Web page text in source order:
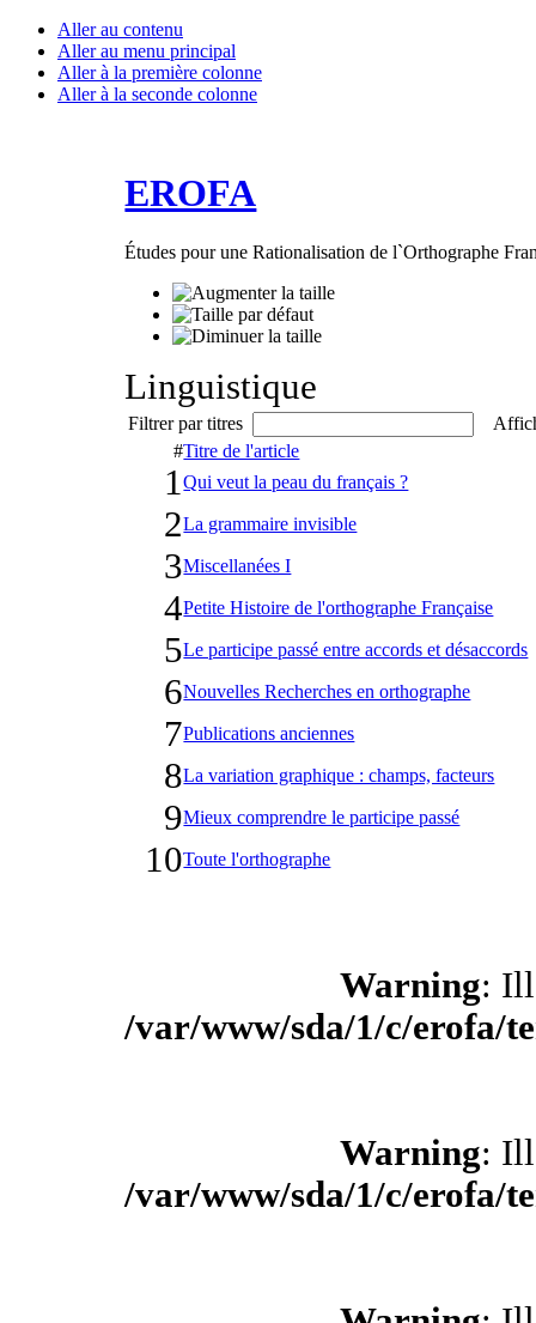
Aller au contenu
Aller au menu principal
Aller à la première colonne
Aller à la seconde colonne
EROFA
Études pour une Rationalisation de l`Orthographe
Linguistique
Filtrer par titres
#Titre de l'article
1Qui veut la peau du français ?
2La grammaire invisible
3Miscellanées I
4Petite Histoire de l'orthographe Française
5Le participe passé entre accords et désaccords
6Nouvelles Recherches en orthographe
7Publications anciennes
8La variation graphique : champs, facteurs
9Mieux comprendre le participe passé
10Toute l'orthographe
Warning:
/var/www/sda/1/c/erofa/
Warning:
/var/www/sda/1/c/erofa/